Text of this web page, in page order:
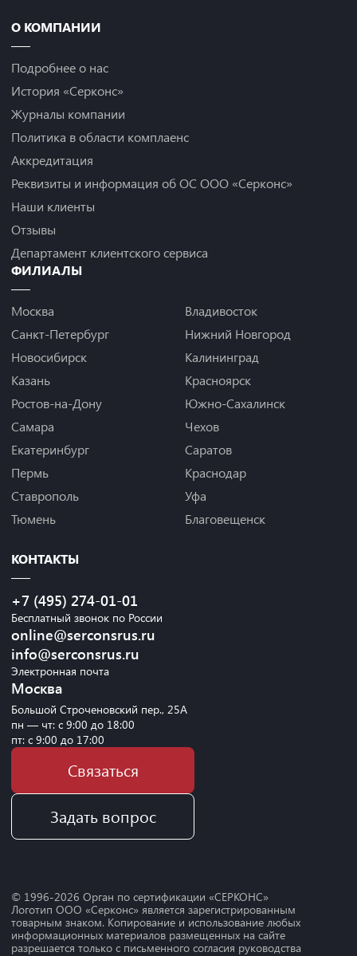
О КОМПАНИИ
Подробнее о нас
История «Серконс»
Журналы компании
Политика в области комплаенс
Аккредитация
Реквизиты и информация об ОС ООО «Серконс»
Наши клиенты
Отзывы
Департамент клиентского сервиса
ФИЛИАЛЫ
Москва
Санкт-Петербург
Новосибирск
Казань
Ростов-на-Дону
Самара
Екатеринбург
Пермь
Ставрополь
Тюмень
Владивосток
Нижний Новгород
Калининград
Красноярск
Южно-Сахалинск
Чехов
Саратов
Краснодар
Уфа
Благовещенск
КОНТАКТЫ
+7 (495) 274-01-01
Бесплатный звонок по России
online@serconsrus.ru
info@serconsrus.ru
Электронная почта
Москва
Большой Строченовский пер., 25А
пн — чт: с 9:00 до 18:00
пт: с 9:00 до 17:00
Связаться
Задать вопрос
© 1996-2026 Орган по сертификации «СЕРКОНС»
Логотип ООО «Серконс» является зарегистрированным
товарным знаком. Копирование и использование любых
информационных материалов размещенных на сайте
разрешается только с письменного согласия руководства